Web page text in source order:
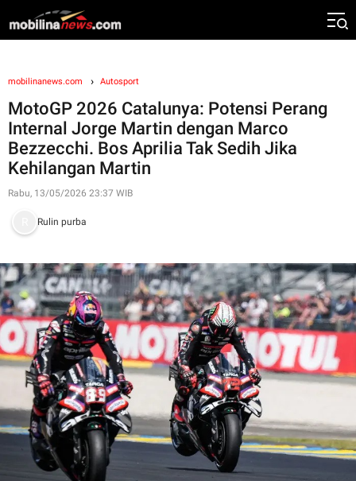
mobilinanews.com Autosport
MotoGP 2026 Catalunya: Potensi Perang
Internal Jorge Martin dengan Marco
Bezzecchi. Bos Aprilia Tak Sedih Jika
Kehilangan Martin
Rabu, 13/05/2026 23:37 WIB
Rulin purba